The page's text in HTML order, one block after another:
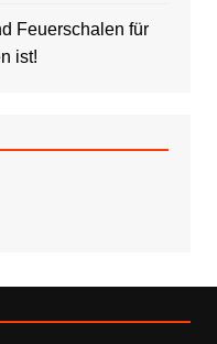
Feuerschalen für
ist!